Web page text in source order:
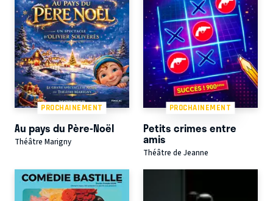
PROCHAINEMENT
Au pays du Père-Noël
Théâtre Marigny
PROCHAINEMENT
Petits crimes entre
amis
Théâtre de Jeanne